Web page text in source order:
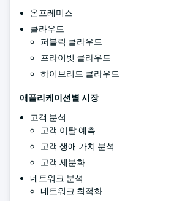
온프레미스
클라우드
퍼블릭 클라우드
프라이빗 클라우드
하이브리드 클라우드
애플리케이션별 시장
고객 분석
고객 이탈 예측
고객 생애 가치 분석
고객 세분화
네트워크 분석
네트워크 최적화